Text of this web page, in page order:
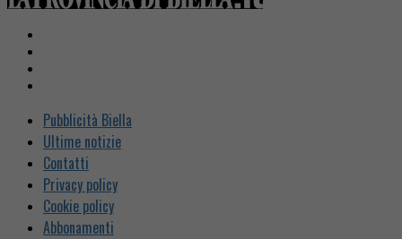
Pubblicità Biella
Ultime notizie
Contatti
Privacy policy
Cookie policy
Abbonamenti